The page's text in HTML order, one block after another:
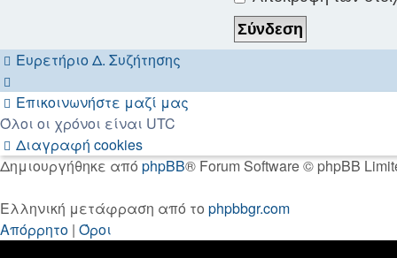
Ευρετήριο Δ. Συζήτησης
Επικοινωνήστε μαζί μας
Όλοι οι χρόνοι είναι UTC
Διαγραφή cookies
Δημιουργήθηκε από phpBB® Forum Software © phpBB
Ελληνική μετάφραση από το phpbbgr.com
Απόρρητο | Όροι